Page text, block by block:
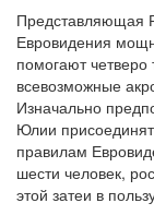
Представляющая
Евровидения
помогают
всевозможные
Изначально
Юлии
правилам
шести человек,
этой затеи в